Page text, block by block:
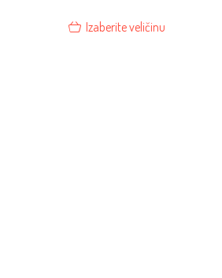
Izaberite veličinu